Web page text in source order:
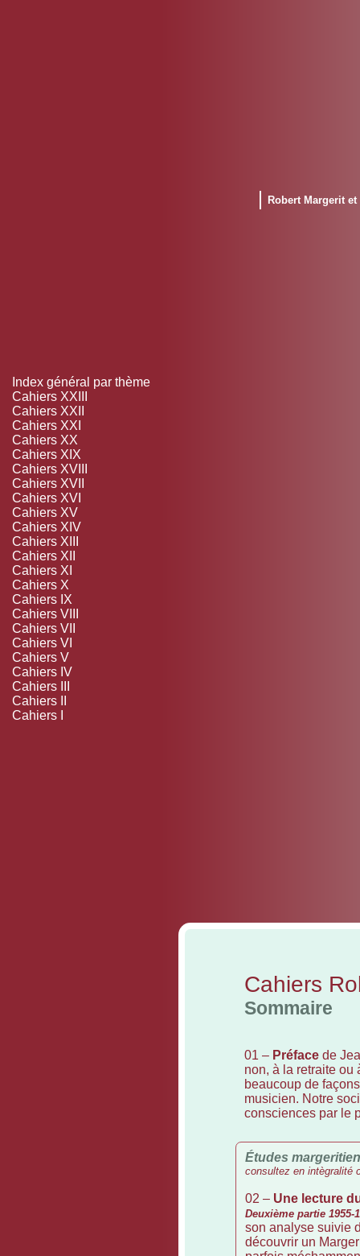
Index général par thème
Cahiers XXIII
Cahiers XXII
Cahiers XXI
Cahiers XX
Cahiers XIX
Cahiers XVIII
Cahiers XVII
Cahiers XVI
Cahiers XV
Cahiers XIV
Cahiers XIII
Cahiers XII
Cahiers XI
Cahiers X
Cahiers IX
Cahiers VIII
Cahiers VII
Cahiers VI
Cahiers V
Cahiers IV
Cahiers III
Cahiers II
Cahiers I
Cahiers
Sommaire
01 – Préfacede
non, à la retraite ou
beaucoup de
musicien. Notre
consciences par le
Études
consultez en intègralité
02 – Une lecture
Deuxième partie 1955-
son analyse suivie
découvrir un
Robert Margerit